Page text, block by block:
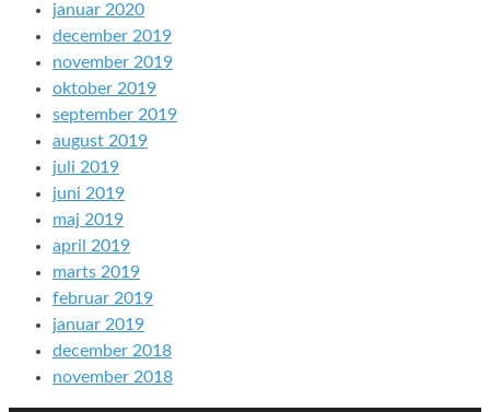
januar 2020
december 2019
november 2019
oktober 2019
september 2019
august 2019
juli 2019
juni 2019
maj 2019
april 2019
marts 2019
februar 2019
januar 2019
december 2018
november 2018